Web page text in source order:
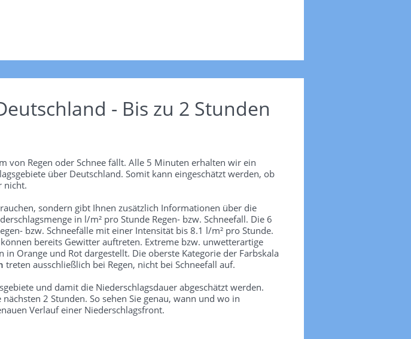
- Bis zu 2 Stunden
von Regen oder Schnee fällt. Alle 5 Minuten erhalten wir ein
über Deutschland. Somit kann eingeschätzt werden, ob
nicht.
sondern gibt Ihnen zusätzlich Informationen über die
in l/m² pro Stunde Regen- bzw. Schneefall. Die 6
bzw. Schneefälle mit einer Intensität bis 8.1 l/m² pro Stunde.
bereits Gewitter auftreten. Extreme bzw. unwetterartige
Orange und Rot dargestellt. Die oberste Kategorie der Farbskala
treten ausschließlich bei Regen, nicht bei Schneefall auf.
und damit die Niederschlagsdauer abgeschätzt werden.
2 Stunden. So sehen Sie genau, wann und wo in
Verlauf einer Niederschlagsfront.